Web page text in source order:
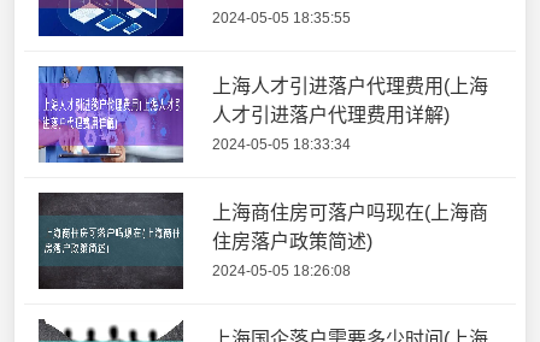
2024-05-05 18:35:55
上海人才引进落户代理费用(上海
人才引进落户代理费用详解)
2024-05-05 18:33:34
上海商住房可落户吗现在(上海商
住房落户政策简述)
2024-05-05 18:26:08